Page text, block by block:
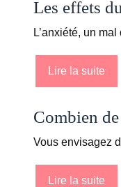
Les effets
L’anxiété, un
Lire la suite
Combien
Vous envisagez
Lire la suite